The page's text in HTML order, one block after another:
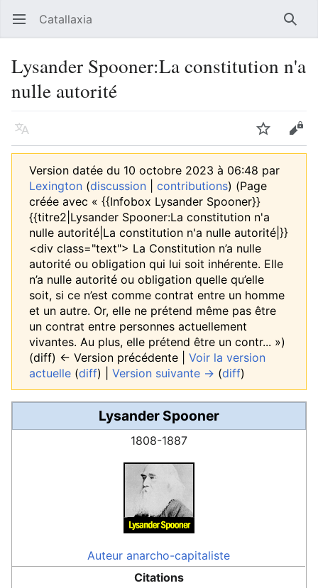
Ouvrir le menu principal Catallaxia
Lysander Spooner:La constitution n'a
nulle autorité
Langue Suivre
Version datée du 10 octobre 2023 à 06:48 par
Lexington (discussion contributions) (Page
créée avec « {{Infobox Lysander Spooner}}
{{titre2|Lysander Spooner:La constitution n'a
nulle autorité|La constitution n'a nulle autorité|}}
<div class="text"> La Constitution n’a nulle
autorité ou obligation qui lui soit inhérente. Elle
n’a nulle autorité ou obligation quelle qu’elle
soit, si ce n’est comme contrat entre un homme
et un autre. Or, elle ne prétend même pas être
un contrat entre personnes actuellement
vivantes. Au plus, elle prétend être un contr... »)
(diff) ← Version précédente | Voir la version
actuelle (diff) | Version suivante → (diff)
Lysander Spooner
1808-1887
Auteur anarcho-capitaliste
Citations